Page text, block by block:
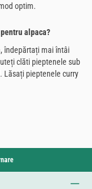
optim.
alpaca?
îndepărtați mai întâi
clăti pieptenele sub
Lăsați pieptenele curry